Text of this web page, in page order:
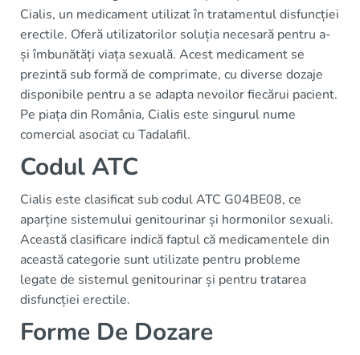
Cialis, un medicament utilizat în tratamentul disfuncției
erectile. Oferă utilizatorilor soluția necesară pentru a-
și îmbunătăți viața sexuală. Acest medicament se
prezintă sub formă de comprimate, cu diverse dozaje
disponibile pentru a se adapta nevoilor fiecărui pacient.
Pe piața din România, Cialis este singurul nume
comercial asociat cu Tadalafil.
Codul ATC
Cialis este clasificat sub codul ATC G04BE08, ce
aparține sistemului genitourinar și hormonilor sexuali.
Această clasificare indică faptul că medicamentele din
această categorie sunt utilizate pentru probleme
legate de sistemul genitourinar și pentru tratarea
disfuncției erectile.
Forme De Dozare